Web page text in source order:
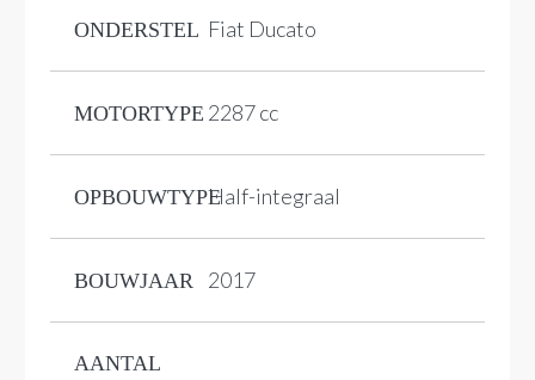
ONDERSTEL Fiat Ducato
MOTORTYPE 2287 cc
OPBOUWTYPEHalf-integraal
BOUWJAAR 2017
AANTAL